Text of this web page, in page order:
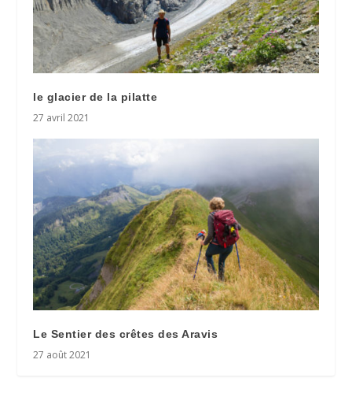
le glacier de la pilatte
27 avril 2021
Le Sentier des crêtes des Aravis
27 août 2021